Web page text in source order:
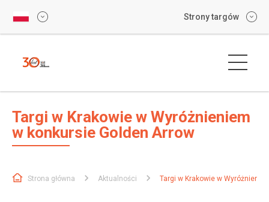
Strony targów
Strona główna Aktualności Targi w Krakowie w
Targi w Krakowie w Wyróżnieniem
w konkursie Golden Arrow